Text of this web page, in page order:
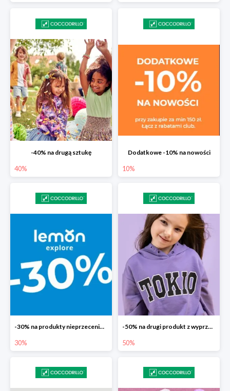
-40% na drugą sztukę
40%
Dodatkowe -10% na nowości
10%
-30% na produkty nieprzecenione Lemon
30%
-50% na drugi produkt z wyprzedaży
50%